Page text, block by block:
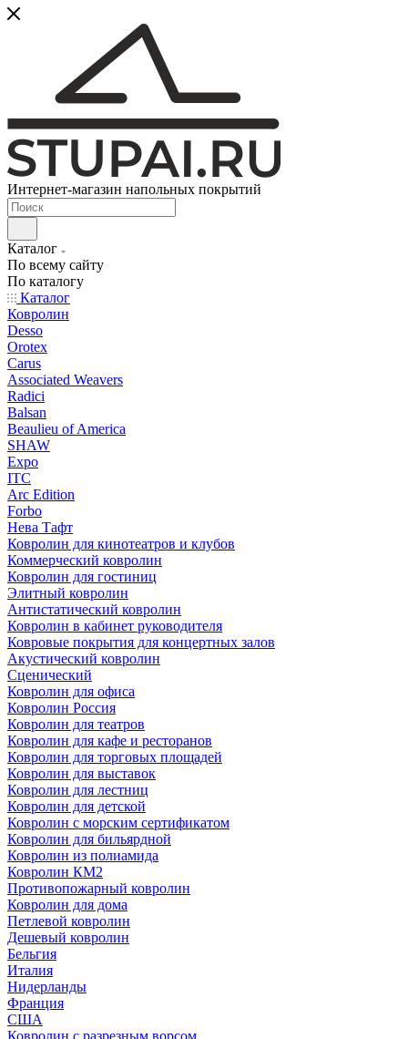
Интернет-магазин напольных покрытий
Каталог
По всему сайту
По каталогу
Каталог
Ковролин
Desso
Orotex
Carus
Associated Weavers
Radici
Balsan
Beaulieu of America
SHAW
Expo
ITC
Arc Edition
Forbo
Нева Тафт
Ковролин для кинотеатров и клубов
Коммерческий ковролин
Ковролин для гостиниц
Элитный ковролин
Антистатический ковролин
Ковролин в кабинет руководителя
Ковровые покрытия для концертных залов
Акустический ковролин
Сценический
Ковролин для офиса
Ковролин Россия
Ковролин для театров
Ковролин для кафе и ресторанов
Ковролин для торговых площадей
Ковролин для выставок
Ковролин для лестниц
Ковролин для детской
Ковролин с морским сертификатом
Ковролин для бильярдной
Ковролин из полиамида
Ковролин КМ2
Противопожарный ковролин
Ковролин для дома
Петлевой ковролин
Дешевый ковролин
Бельгия
Италия
Нидерланды
Франция
США
Ковролин с разрезным ворсом